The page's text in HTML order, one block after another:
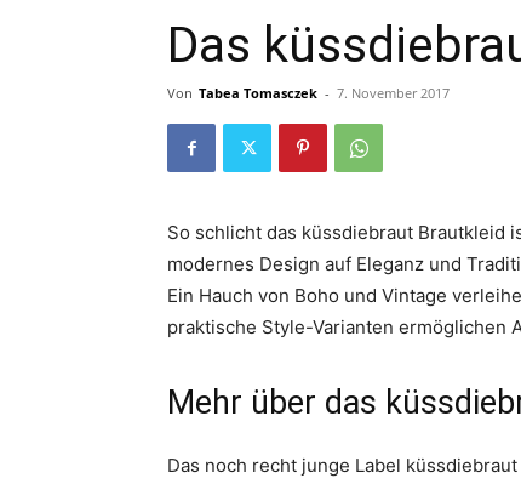
Das
Von Tabea Tomasczek - 7. November 2017
So schlicht das küssdiebraut Brautkleid
modernes Design auf Eleganz und
Ein Hauch von Boho und Vintage
praktische Style-Varianten ermöglichen
Mehr über das
Das noch recht junge Label